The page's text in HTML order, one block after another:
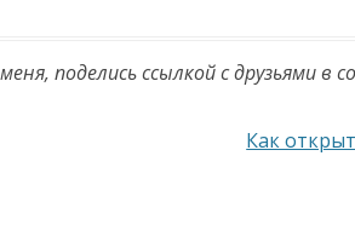
поделись ссылкой с друзьями в
Как